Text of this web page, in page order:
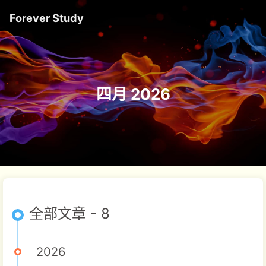
Forever Study
四月 2026
全部文章 - 8
2026